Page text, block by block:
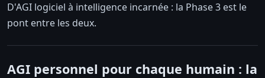
D'AGI logiciel à intelligence incarnée : la Phase 3 est le
pont entre les deux.
AGI personnel pour chaque humain : la